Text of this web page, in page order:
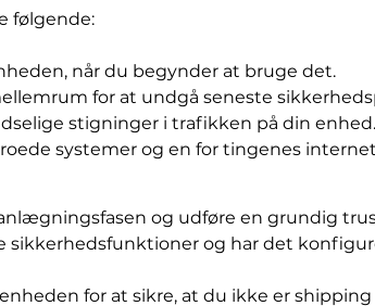
følgende:
når du begynder at bruge det.
for at undgå seneste
stigninger i trafikken på din enhed.
systemer og en for tingenes
og udføre en grundig
og har det
for at sikre, at du ikke er